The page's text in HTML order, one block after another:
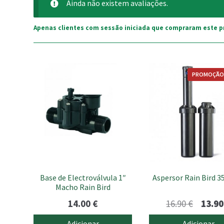
Ainda não existem avaliações.
Apenas clientes com sessão iniciada que compraram este
Base de Electroválvula 1″
Macho Rain Bird
14.00 €
Aspersor Rain Bird
16.90€
preço
13.90